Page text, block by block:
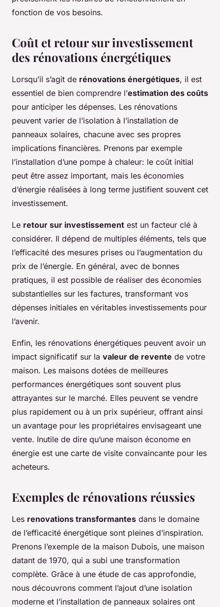
fonction de vos besoins.
Coût et retour sur investissement
des rénovations énergétiques
Lorsqu’il s’agit de rénovations énergétiques, il est
essentiel de bien comprendre l’estimation des coûts
pour anticiper les dépenses. Les rénovations
peuvent varier de l’isolation à l’installation de
panneaux solaires, chacune avec ses propres
implications financières. Prenons par exemple
l’installation d’une pompe à chaleur: le coût initial
peut être assez important, mais les économies
d’énergie réalisées à long terme justifient souvent cet
investissement.
Le retour sur investissement est un facteur clé à
considérer. Il dépend de multiples éléments, tels que
l’efficacité des mesures prises ou l’augmentation du
prix de l’énergie. En général, avec de bonnes
pratiques, il est possible de réaliser des économies
substantielles sur les factures, transformant vos
dépenses initiales en véritables investissements pour
l’avenir.
Enfin, les rénovations énergétiques peuvent avoir un
impact significatif sur la valeur de revente de votre
maison. Les maisons dotées de meilleures
performances énergétiques sont souvent plus
attrayantes sur le marché. Elles peuvent se vendre
plus rapidement ou à un prix supérieur, offrant ainsi
un avantage pour les propriétaires envisageant une
vente. Inutile de dire qu’une maison économe en
énergie est une carte de visite convaincante pour les
acheteurs.
Exemples de rénovations réussies
Les renovations transformantes dans le domaine
de l’efficacité énergétique sont pleines d’inspiration.
Prenons l’exemple de la maison Dubois, une maison
datant de 1970, qui a subi une transformation
complète. Grâce à une étude de cas approfondie,
nous découvrons comment l’ajout d’une isolation
moderne et l’installation de panneaux solaires ont